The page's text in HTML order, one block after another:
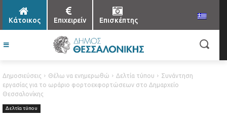
Κάτοικος Επιχειρείν Επισκέπτης
Δημοσιεύσεις Θέλω να ενημερωθώ Δελτία τύπου
Συνάντηση
εργασίας για το ωράριο φορτοεκφορτώσεων στο Δημαρχείο
Θεσσαλονίκης
Δελτία τύπου